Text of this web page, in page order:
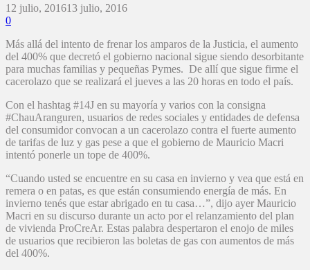
12 julio, 201613 julio, 2016
0
Más allá del intento de frenar los amparos de la Justicia, el aumento
del 400% que decretó el gobierno nacional sigue siendo desorbitante
para muchas familias y pequeñas Pymes. De allí que sigue firme el
cacerolazo que se realizará el jueves a las 20 horas en todo el país.
Con el hashtag #14J en su mayoría y varios con la consigna
#ChauAranguren, usuarios de redes sociales y entidades de defensa
del consumidor convocan a un cacerolazo contra el fuerte aumento
de tarifas de luz y gas pese a que el gobierno de Mauricio Macri
intentó ponerle un tope de 400%.
“Cuando usted se encuentre en su casa en invierno y vea que está en
remera o en patas, es que están consumiendo energía de más. En
invierno tenés que estar abrigado en tu casa…”, dijo ayer Mauricio
Macri en su discurso durante un acto por el relanzamiento del plan
de vivienda ProCreAr. Estas palabra despertaron el enojo de miles
de usuarios que recibieron las boletas de gas con aumentos de más
del 400%.